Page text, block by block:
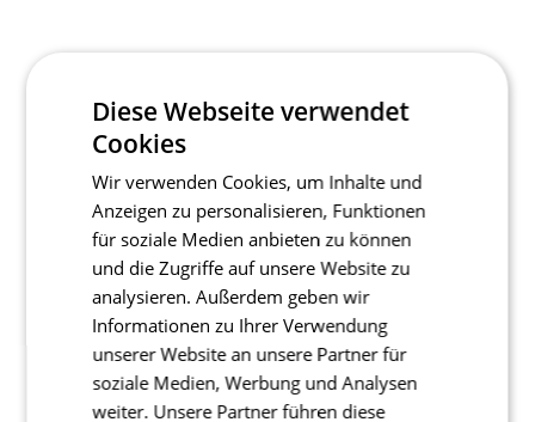
Diese Webseite verwendet
Cookies
Wir verwenden Cookies, um Inhalte und
Anzeigen zu personalisieren, Funktionen
für soziale Medien anbieten zu können
und die Zugriffe auf unsere Website zu
analysieren. Außerdem geben wir
Informationen zu Ihrer Verwendung
unserer Website an unsere Partner für
soziale Medien, Werbung und Analysen
weiter. Unsere Partner führen diese